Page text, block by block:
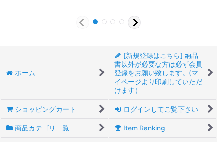
ホーム
[新規登録はこちら] 納品
書以外が必要な方は必ず会員
登録をお願い致します。(マ
イページより印刷していただ
けます）
ショッピングカート ログインしてご覧下さい
商品カテゴリ一覧 Item Ranking